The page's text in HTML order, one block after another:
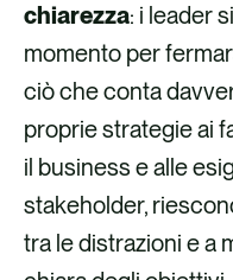
chiarezza: i leader
momento per
ciò che conta
proprie strategie ai
il business e alle
stakeholder,
tra le distrazioni e a